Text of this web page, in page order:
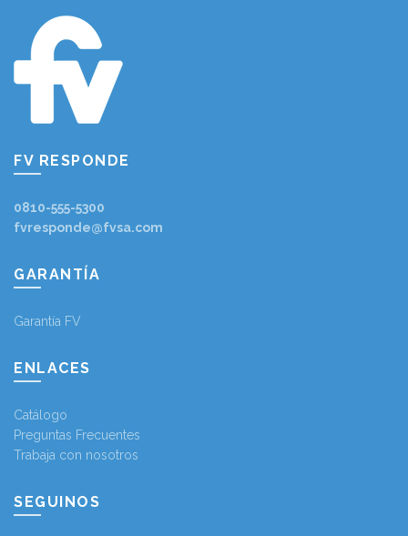
FV RESPONDE
0810-555-5300
fvresponde@fvsa.com
GARANTÍA
Garantía FV
ENLACES
Catálogo
Preguntas Frecuentes
Trabaja con nosotros
SEGUINOS